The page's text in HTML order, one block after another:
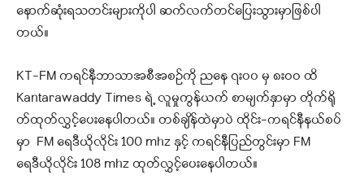
နောက်ဆုံးရသတင်းများကိုပါ ဆက်လက်တင်ပြေးသွားမှာဖြစ်ပါ
တယ်။
KT-FM ကရင်နီဘာသာအစီအစဉ်ကို ညနေ ၇း၀၀ မှ ၈းဝဝ ထိ
Kantarawaddy Times ရဲ့ လူမှုကွန်ယက် စာမျက်နှာမှာ တိုက်ရို
တ်ထုတ်လွှင့်ပေးနေပါတယ်။ တစ်ချိန်ထဲမှာပဲ ထိုင်း-ကရင်နီနယ်စပ်
မှာ FM ရေဒီယိုလိုင်း 100 mhz နှင့် ကရင်နီပြည်တွင်းမှာ FM
ရေဒီယိုလိုင်း 108 mhz ထုတ်လွှင့်ပေးနေပါတယ်။